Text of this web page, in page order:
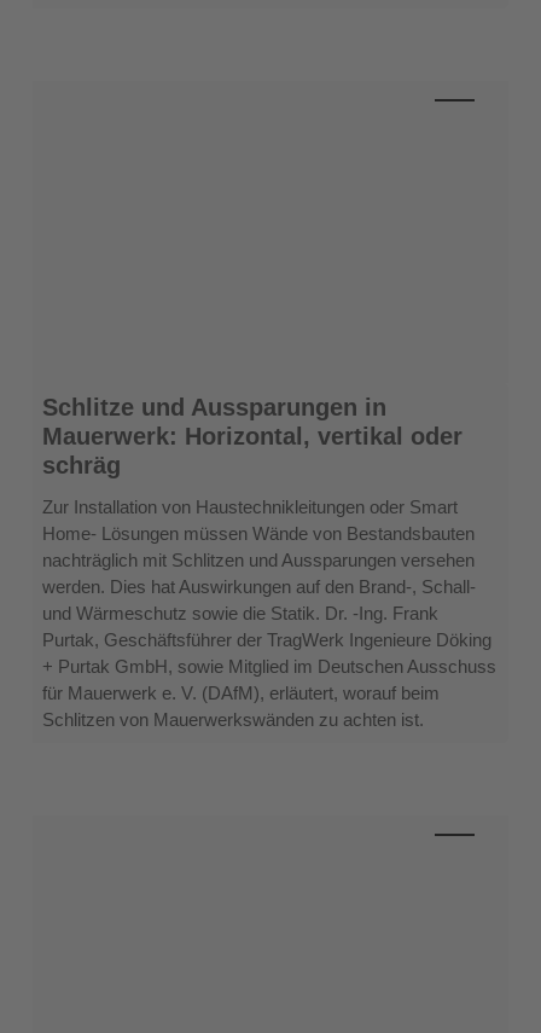
Schlitze
und
Aussparungen
in
Mauerwerk:
vertikal
oder
schräg
Schlitze und Aussparungen in
Mauerwerk: Horizontal, vertikal oder
schräg
Zur Installation von Haustechnikleitungen oder Smart
Home- Lösungen müssen Wände von Bestandsbauten
nachträglich mit Schlitzen und Aussparungen versehen
werden. Dies hat Auswirkungen auf den Brand-, Schall-
und Wärmeschutz sowie die Statik. Dr. -Ing. Frank
Purtak, Geschäftsführer der TragWerk Ingenieure Döking
+ Purtak GmbH, sowie Mitglied im Deutschen Ausschuss
für Mauerwerk e. V. (DAfM), erläutert, worauf beim
Schlitzen von Mauerwerkswänden zu achten ist.